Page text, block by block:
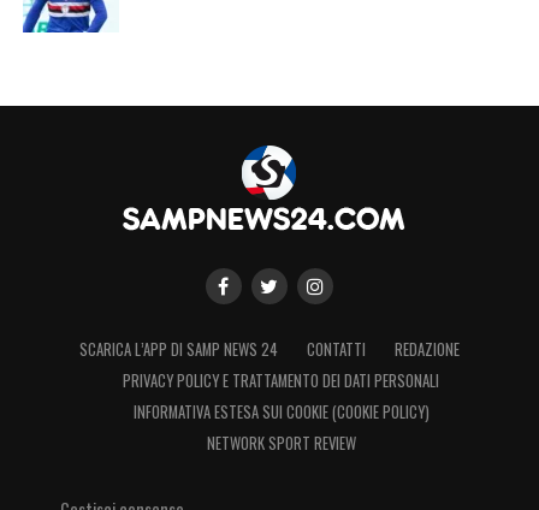
SCARICA L’APP DI SAMP NEWS 24 CONTATTI
REDAZIONE
PRIVACY POLICY E TRATTAMENTO DEI DATI PERSONALI
INFORMATIVA ESTESA SUI COOKIE (COOKIE POLICY)
NETWORK SPORT REVIEW